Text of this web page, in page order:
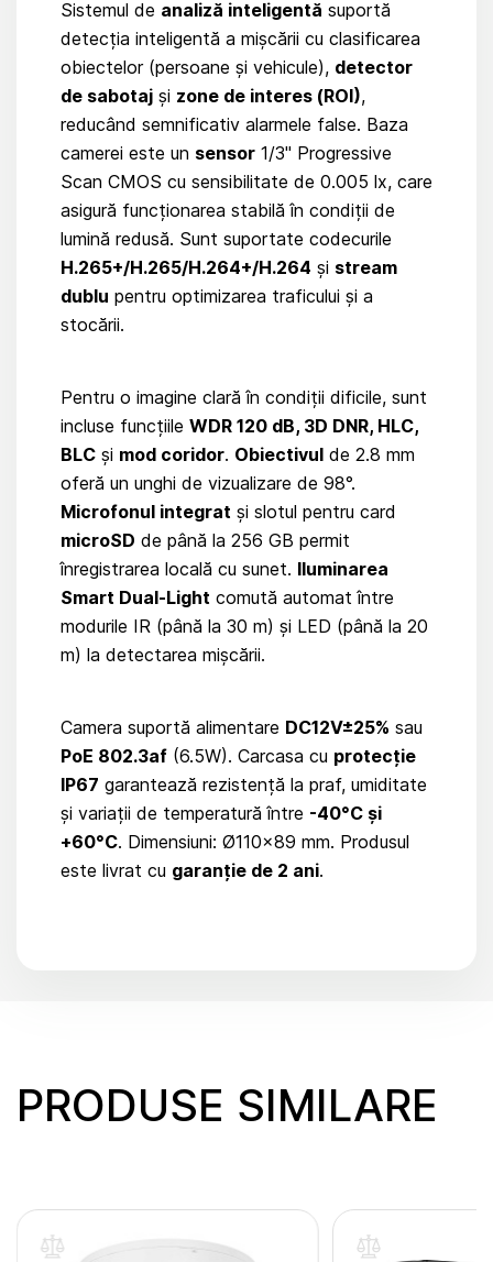
Sistemul de analiză inteligentă suportă
detecția inteligentă a mișcării cu clasificarea
obiectelor (persoane și vehicule), detector
de sabotaj și zone de interes (ROI),
reducând semnificativ alarmele false. Baza
camerei este un sensor 1/3" Progressive
Scan CMOS cu sensibilitate de 0.005 lx, care
asigură funcționarea stabilă în condiții de
lumină redusă. Sunt suportate codecurile
H.265+/H.265/H.264+/H.264 și stream
dublu pentru optimizarea traficului și a
stocării.
Pentru o imagine clară în condiții dificile, sunt
incluse funcțiile WDR 120 dB, 3D DNR, HLC,
BLC și mod coridor. Obiectivul de 2.8 mm
oferă un unghi de vizualizare de 98°.
Microfonul integrat și slotul pentru card
microSD de până la 256 GB permit
înregistrarea locală cu sunet. Iluminarea
Smart Dual-Light comută automat între
modurile IR (până la 30 m) și LED (până la 20
m) la detectarea mișcării.
Camera suportă alimentare DC12V±25% sau
PoE 802.3af (6.5W). Carcasa cu protecție
IP67 garantează rezistență la praf, umiditate
și variații de temperatură între -40°C și
+60°C. Dimensiuni: Ø110×89 mm. Produsul
este livrat cu garanție de 2 ani.
PRODUSE SIMILARE